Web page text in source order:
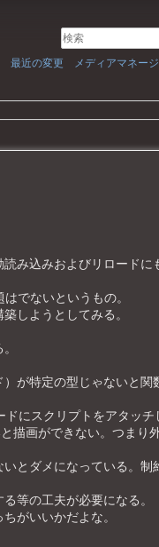
最近の変更 メディアマネー
み込みおよびリロードに
でないというもの。
しようとしてみる。
が特定の型じゃないと関
にスクリプトをアタッチ
描画ができない。つまり
とダメになっている。制
等の工夫が必要になる。
がいいかだよな。